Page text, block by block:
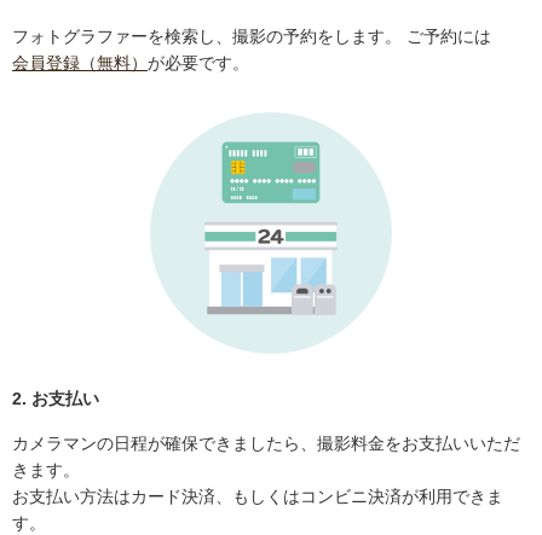
フォトグラファーを検索し、撮影の予約をします。 ご予約には
会員登録（無料） が必要です。
2. お支払い
カメラマンの日程が確保できましたら、撮影料金をお支払いいただ
きます。
お支払い方法はカード決済、もしくはコンビニ決済が利用できま
す。